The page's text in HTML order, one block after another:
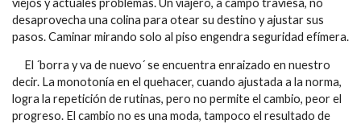
desaprovecha una colina para otear su destino y ajustar sus
pasos. Caminar mirando solo al piso engendra seguridad efímera.
El ´borra y va de nuevo´ se encuentra enraizado en nuestro
decir. La monotonía en el quehacer, cuando ajustada a la norma,
logra la repetición de rutinas, pero no permite el cambio, peor el
progreso. El cambio no es una moda, tampoco el resultado de